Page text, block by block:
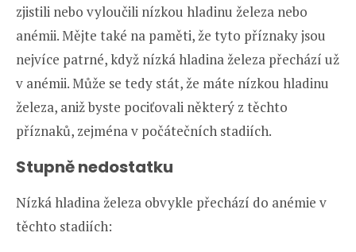
zjistili nebo vyloučili nízkou hladinu železa nebo
anémii. Mějte také na paměti, že tyto příznaky jsou
nejvíce patrné, když nízká hladina železa přechází už
v anémii. Může se tedy stát, že máte nízkou hladinu
železa, aniž byste pociťovali některý z těchto
příznaků, zejména v počátečních stadiích.
Stupně nedostatku
Nízká hladina železa obvykle přechází do anémie v
těchto stadiích: